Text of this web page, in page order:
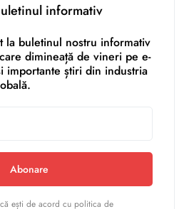
informativ
la buletinul nostru informativ
dimineață de vineri pe e-
importante știri din industria
Abonare
ești de acord cu politica de